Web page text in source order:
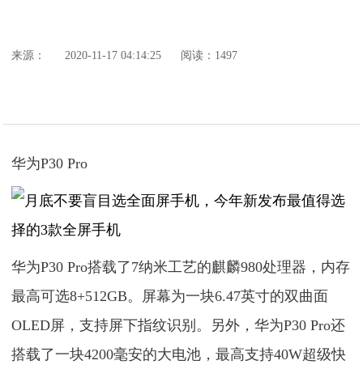
来源： 2020-11-17 04:14:25 阅读：1497
华为P30 Pro
华为P30 Pro搭载了7纳米工艺的麒麟980处理器，内存
最高可选8+512GB。屏幕为一块6.47英寸的双曲面
OLED屏，支持屏下指纹识别。另外，华为P30 Pro还
搭载了一块4200毫安的大电池，最高支持40W超级快